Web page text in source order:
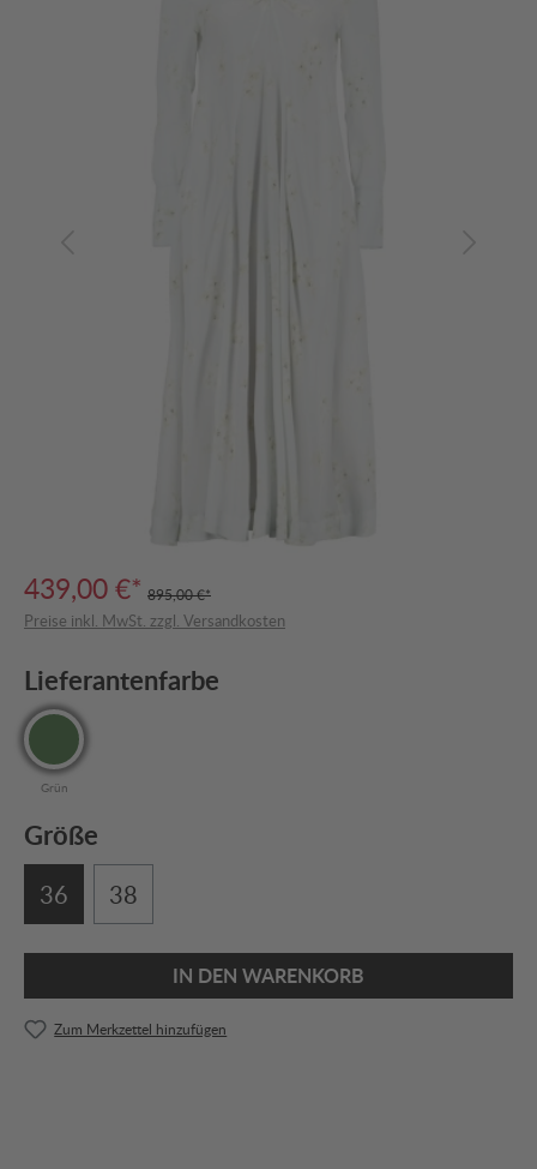
439,00 €* 895,00 €*
Preise inkl. MwSt. zzgl. Versandkosten
Lieferantenfarbe
Grün
Größe
36 38
IN DEN WARENKORB
Zum Merkzettel hinzufügen